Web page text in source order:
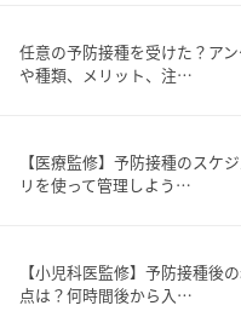
任意の予防接種を受けた？ア
や種類、メリット、注…
【医療監修】予防接種のスケ
リを使って管理しよう…
【小児科医監修】予防接種後
点は？何時間後から入…